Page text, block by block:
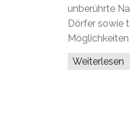
unberührte
Dörfer sowie
Möglichkeiten
Weiterlesen